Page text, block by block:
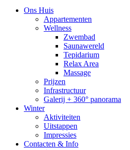
Ons Huis
Appartementen
Wellness
Zwembad
Saunawereld
Tepidarium
Relax Area
Massage
Prijzen
Infrastructuur
Galerij + 360° panorama
Winter
Aktiviteiten
Uitstappen
Impressies
Contacten & Info